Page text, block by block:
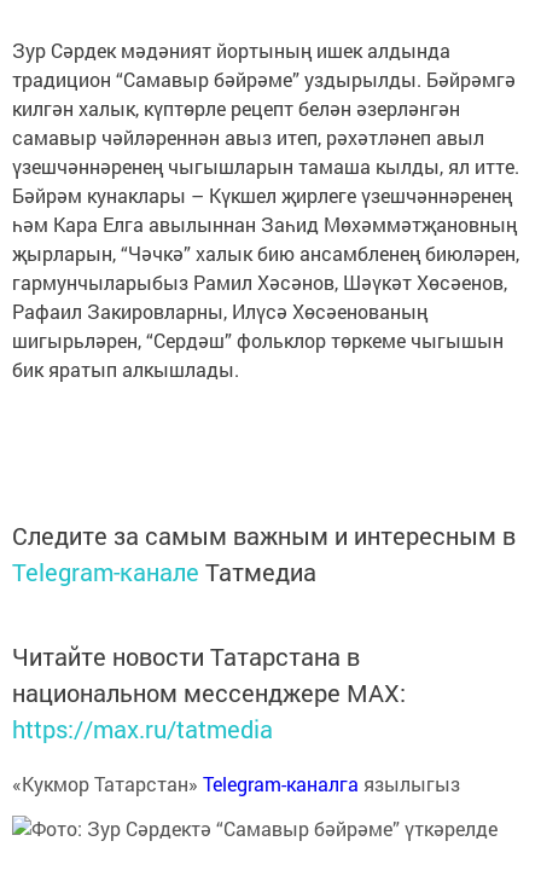
Зур Сәрдек мәдәният йортының ишек алдында
традицион “Самавыр бәйрәме” уздырылды. Бәйрәмгә
килгән халык, күптөрле рецепт белән әзерләнгән
самавыр чәйләреннән авыз итеп, рәхәтләнеп авыл
үзешчәннәренең чыгышларын тамаша кылды, ял итте.
Бәйрәм кунаклары – Күкшел җирлеге үзешчәннәренең
һәм Кара Елга авылыннан Заһид Мөхәммәтҗановның
җырларын, “Чәчкә” халык бию ансамбленең биюләрен,
гармунчыларыбыз Рамил Хәсәнов, Шәүкәт Хөсәенов,
Рафаил Закировларны, Илүсә Хөсәенованың
шигырьләрен, “Сердәш” фольклор төркеме чыгышын
бик яратып алкышлады.
Следите за самым важным и интересным в
Telegram-канале Татмедиа
Читайте новости Татарстана в
национальном мессенджере MАХ:
https://max.ru/tatmedia
«Кукмор Татарстан» Telegram-каналга язылыгыз